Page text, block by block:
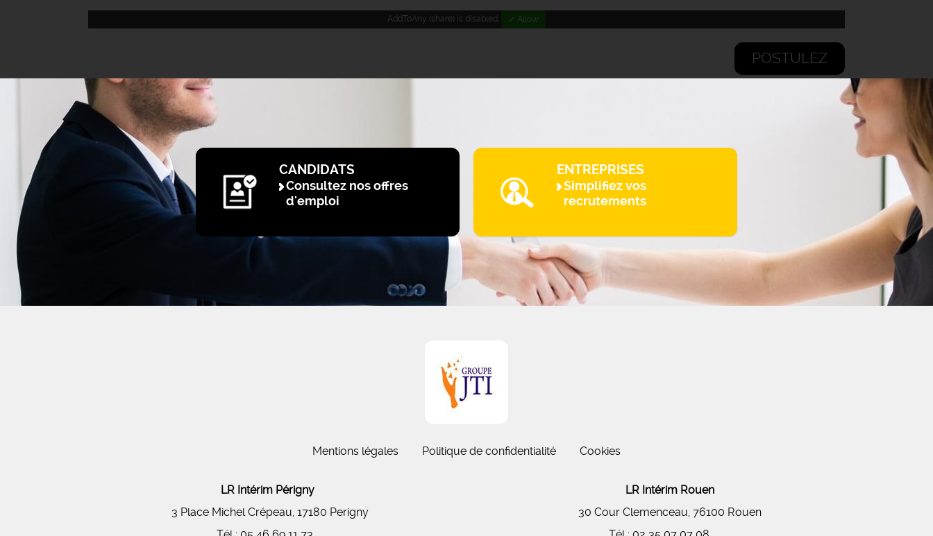
AddToAny (share) is disabled. ✓ Allow
POSTULEZ
CANDIDATS
Consultez nos offres
d'emploi
ENTREPRISES
Simplifiez vos
recrutements
Mentions légales Politique de confidentialité Cookies
LR Intérim Périgny
3 Place Michel Crépeau, 17180 Perigny
LR Intérim Rouen
30 Cour Clemenceau, 76100 Rouen